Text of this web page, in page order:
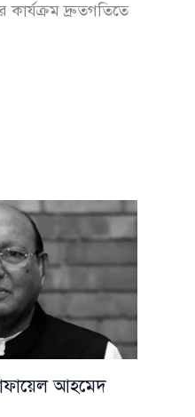
দ্রুতগতিতে
আহমেদ